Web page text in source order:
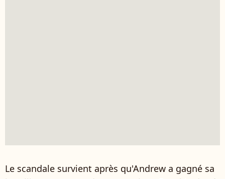
Le scandale survient après qu'Andrew a gagné sa